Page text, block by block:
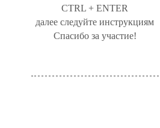
CTRL + ENTER
далее следуйте инструкциям
Спасибо за участие!